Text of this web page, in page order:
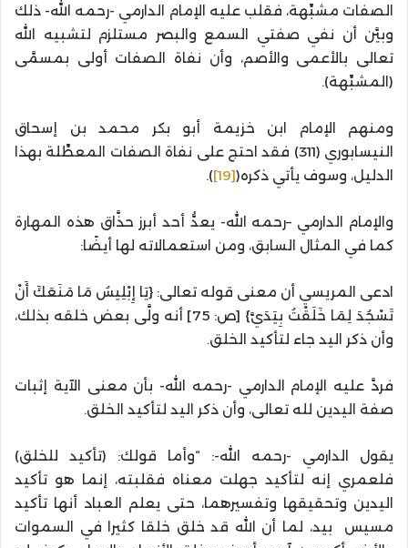
الصفات مشبِّهة، فقلب عليه الإمام الدارمي -رحمه الله- ذلك
وبيَّن أن نفي صفتي السمع والبصر مستلزم لتشبيه الله
تعالى بالأعمى والأصم، وأن نفاة الصفات أولى بمسمَّى
(المشبِّهة).
ومنهم الإمام ابن خزيمة أبو بكر محمد بن إسحاق
النيسابوري (311) فقد احتج على نفاة الصفات المعطِّلة بهذا
الدليل، وسوف يأتي ذكره([19]
).
والإمام الدارمي –رحمه الله- يعدُّ أحد أبرز حذَّاق هذه المهارة
كما في المثال السابق، ومن استعمالاته لها أيضًا:
ادعى المريسي أن معنى قوله تعالى: {يَا إِبْلِيسُ مَا مَنَعَكَ أَنْ
تَسْجُدَ لِمَا خَلَقْتُ بِيَدَيَّ} [ص: 75] أنه ولَّى بعض خلقه بذلك،
وأن ذكر اليد جاء لتأكيد الخلق.
فردَّ عليه الإمام الدارمي -رحمه الله- بأن معنى الآية إثبات
صفة اليدين لله تعالى، وأن ذكر اليد لتأكيد الخلق.
يقول الدارمي -رحمه الله-: “وأما قولك: (تأكيد للخلق)
فلعمري إنه لتأكيد جهلت معناه فقلبته، إنما هو تأكيد
اليدين وتحقيقها وتفسيرهما، حتى يعلم العباد أنها تأكيد
مسيس بيد، لما أن الله قد خلق خلقا كثيرا في السموات